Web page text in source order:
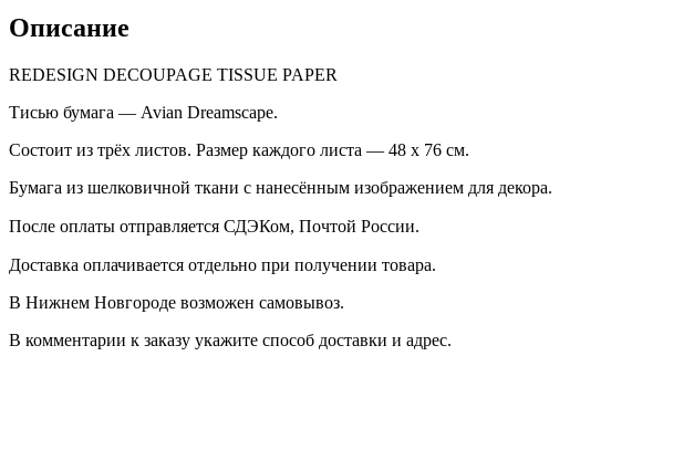
Описание
REDESIGN DECOUPAGE TISSUE PAPER
Тисью бумага — Avian Dreamscape.
Состоит из трёх листов. Размер каждого листа — 48 х 76 см.
Бумага из шелковичной ткани с нанесённым изображением для декора.
После оплаты отправляется СДЭКом, Почтой России. ⠀
Доставка оплачивается отдельно при получении товара. ⠀
В Нижнем Новгороде возможен самовывоз.
В комментарии к заказу укажите способ доставки и адрес.